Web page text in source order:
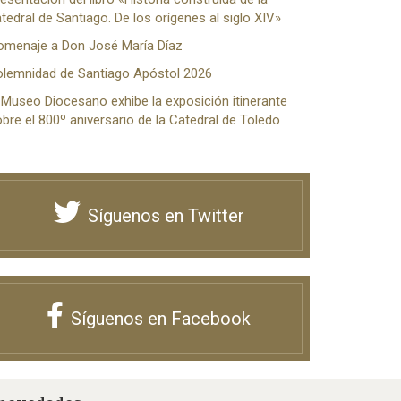
de Santiago. De los orígenes al siglo XIV»
a Don José María Díaz
de Santiago Apóstol 2026
Museo Diocesano exhibe la exposición itinerante
el 800º aniversario de la Catedral de Toledo
Síguenos en Twitter
Síguenos en Facebook